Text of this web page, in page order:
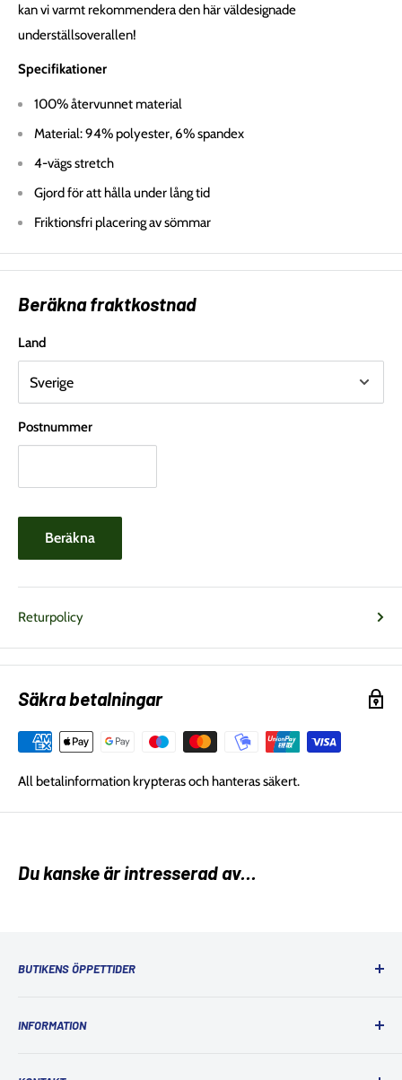
kan vi varmt rekommendera den här väldesignade
underställsoverallen!
Specifikationer
100% återvunnet material
Material: 94% polyester, 6% spandex
4-vägs stretch
Gjord för att hålla under lång tid
Friktionsfri placering av sömmar
Beräkna fraktkostnad
Land
Postnummer
Beräkna
Returpolicy
Säkra betalningar
All betalinformation krypteras och hanteras säkert.
Du kanske är intresserad av...
BUTIKENS ÖPPETTIDER
Måndag: 10:00 - 18:00
INFORMATION